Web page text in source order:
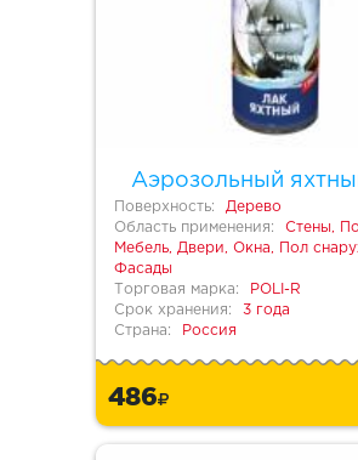
Аэрозольный
Поверхность:
Дерево
Область применения:
Стены,
Мебель, Двери, Окна, Пол
Фасады
Торговая марка:
POLI-R
Срок хранения:
3 года
Страна:
Россия
486